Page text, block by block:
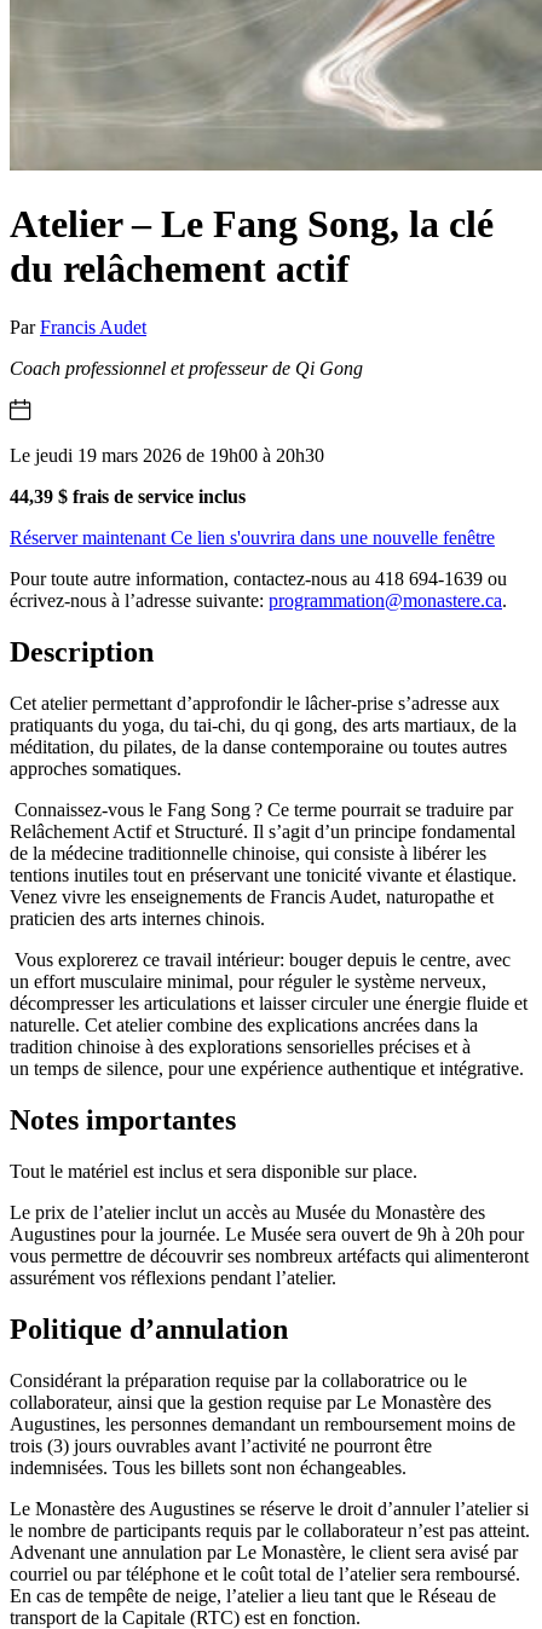
Atelier – Le Fang Song, la clé
du relâchement actif
ParFrancis Audet
Coach professionnel et professeur de Qi Gong
Le jeudi 19 mars 2026 de 19h00 à 20h30
44,39 $ frais de service inclus
Réserver maintenant Ce lien s'ouvrira dans une nouvelle fenêtre
Pour toute autre information, contactez-nous au 418 694-1639 ou
écrivez-nous à l’adresse suivante: programmation@monastere.ca.
Description
Cet atelier permettant d’approfondir le lâcher-prise s’adresse aux
pratiquants du yoga, du tai-chi, du qi gong, des arts martiaux, de la
méditation, du pilates, de la danse contemporaine ou toutes autres
approches somatiques.
Connaissez-vous le Fang Song ? Ce terme pourrait se traduire par
Relâchement Actif et Structuré. Il s’agit d’un principe fondamental
de la médecine traditionnelle chinoise, qui consiste à libérer les
tentions inutiles tout en préservant une tonicité vivante et élastique.
Venez vivre les enseignements de Francis Audet, naturopathe et
praticien des arts internes chinois.
Vous explorerez ce travail intérieur: bouger depuis le centre, avec
un effort musculaire minimal, pour réguler le système nerveux,
décompresser les articulations et laisser circuler une énergie fluide et
naturelle. Cet atelier combine des explications ancrées dans la
tradition chinoise à des explorations sensorielles précises et à
un temps de silence, pour une expérience authentique et intégrative.
Notes importantes
Tout le matériel est inclus et sera disponible sur place.
Le prix de l’atelier inclut un accès au Musée du Monastère des
Augustines pour la journée. Le Musée sera ouvert de 9h à 20h pour
vous permettre de découvrir ses nombreux artéfacts qui alimenteront
assurément vos réflexions pendant l’atelier.
Politique d’annulation
Considérant la préparation requise par la collaboratrice ou le
collaborateur, ainsi que la gestion requise par Le Monastère des
Augustines, les personnes demandant un remboursement moins de
trois (3) jours ouvrables avant l’activité ne pourront être
indemnisées. Tous les billets sont non échangeables.
Le Monastère des Augustines se réserve le droit d’annuler l’atelier si
le nombre de participants requis par le collaborateur n’est pas atteint.
Advenant une annulation par Le Monastère, le client sera avisé par
courriel ou par téléphone et le coût total de l’atelier sera remboursé.
En cas de tempête de neige, l’atelier a lieu tant que le Réseau de
transport de la Capitale (RTC) est en fonction.